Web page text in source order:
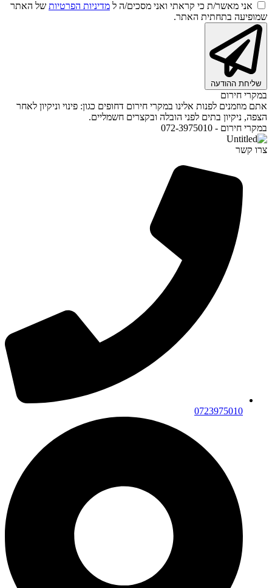
אני מאשר/ת כי קראתי ואני מסכים/ה ל מדיניות הפרטיות של האתר
שמופיעה בתחתית האתר.
שליחת ההודעה
במקרי חירום
אתם מוזמנים לפנות אלינו במקרי חירום דחופים כגון: פינוי וניקיון לאחר
הצפה, ניקיון בתים לפני הובלה ובקצרים חשמליים.
במקרי חירום - 072-3975010
צרו קשר
0723975010